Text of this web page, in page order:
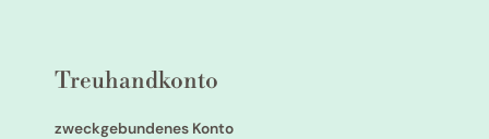
Treuhandkonto
zweckgebundenes Konto